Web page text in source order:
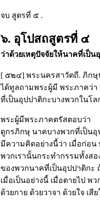
จบ สูตรที่ ๕ .
๖. อุโปสถสูตรที่ ๔
ว่าด้วยเหตุปัจจัยให้นาคที่เป็
[ ๕๒๔] พระนครสาวัตถี. ภิก
ได้ทูลถามพระผู้มี พระภาคว่า
ที่เป็นอุปปาติกะบางพวกในโ
พระผู้มีพระภาคตรัสตอบว่า
ดูกรภิกษุ นาคบางพวกที่เป็น
มีความคิดอย่างนี้ว่า เมื่อก่อน
พวกเรานั้นกระทำกรรมทั้งสอ
ของพวกนาคที่เป็นอุปปาติกะ
เมื่อเป็นอย่างนี้ เมื่อตายไป พ
ด้วยกาย ด้วยวาจา ด้วยใจ เสี